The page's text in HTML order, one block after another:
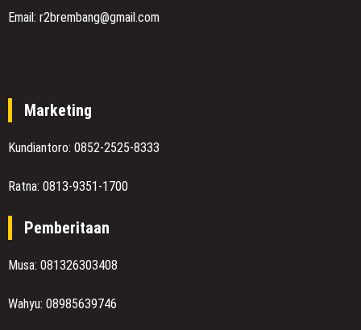
Email: r2brembang@gmail.com
Marketing
Kundiantoro: 0852-2525-8333
Ratna: 0813-9351-1700
Pemberitaan
Musa: 081326303408
Wahyu: 08985639746